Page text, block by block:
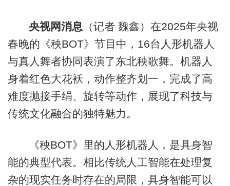
央视网消息 （记者 魏鑫）在2025年央视
春晚的《秧BOT》节目中，16台人形机器人
与真人舞者协同表演了东北秧歌舞。机器人
身着红色大花袄，动作整齐划一，完成了高
难度抛接手绢、旋转等动作，展现了科技与
传统文化融合的独特魅力。
《秧BOT》里的人形机器人，是具身智
能的典型代表。相比传统人工智能在处理复
杂的现实任务时存在的局限，具身智能可以